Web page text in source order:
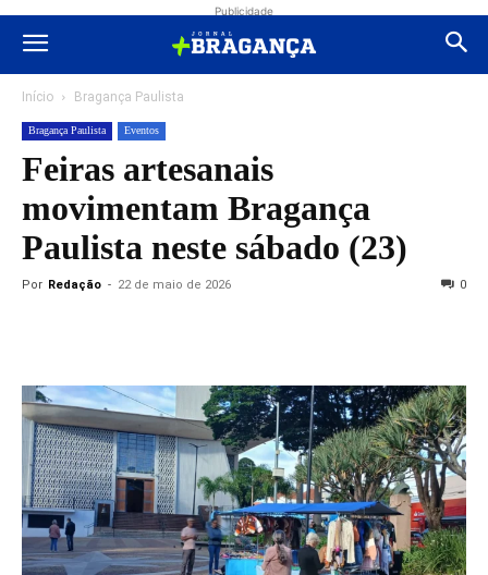
Publicidade
Início Bragança Paulista
Bragança Paulista Eventos
Feiras artesanais
movimentam Bragança
Paulista neste sábado (23)
Por Redação - 22 de maio de 2026 0